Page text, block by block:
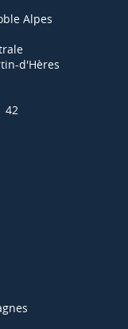
Alpes
d'Hères
42